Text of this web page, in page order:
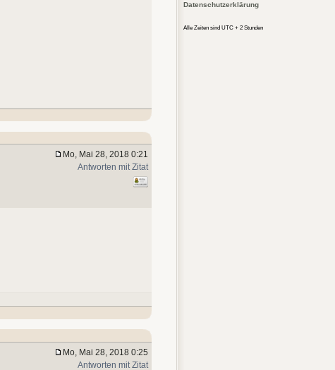
Mo, Mai 28, 2018 0:21
Antworten mit Zitat
Mo, Mai 28, 2018 0:25
Antworten mit Zitat
Datenschutzerklärung
Alle Zeiten sind UTC + 2 Stunden